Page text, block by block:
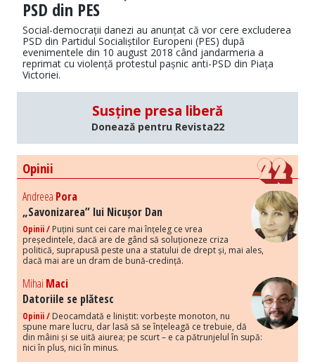
PSD din PES
Social-democrații danezi au anunțat că vor cere excluderea
PSD din Partidul Socialiștilor Europeni (PES) după
evenimentele din 10 august 2018 când jandarmeria a
reprimat cu violență protestul pașnic anti-PSD din Piața
Victoriei.
Susține presa liberă
Donează pentru Revista22
Opinii
Andreea Pora
„Savonizarea” lui Nicușor Dan
Opinii / Puțini sunt cei care mai înțeleg ce vrea
președintele, dacă are de gând să soluționeze criza
politică, suprapusă peste una a statului de drept și, mai ales,
dacă mai are un dram de bună-credință.
Mihai Maci
Datoriile se plătesc
Opinii / Deocamdată e liniștit: vorbește monoton, nu
spune mare lucru, dar lasă să se înțeleagă ce trebuie, dă
din mâini și se uită aiurea; pe scurt – e ca pătrunjelul în supă:
nici în plus, nici în minus.